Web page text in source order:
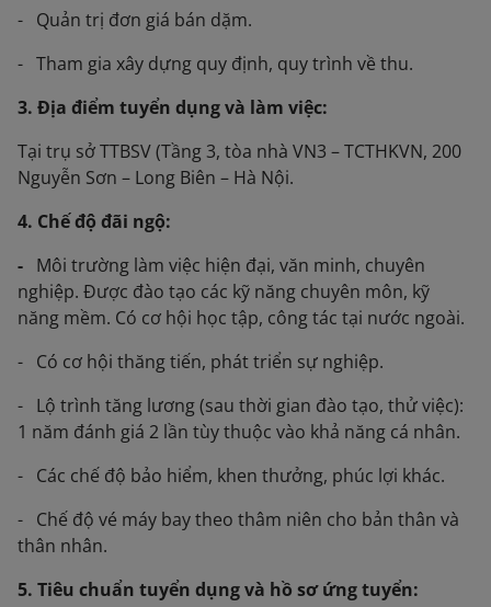
- Quản trị đơn giá bán dặm.
- Tham gia xây dựng quy định, quy trình về thu.
3. Địa điểm tuyển dụng và làm việc:
Tại trụ sở TTBSV (Tầng 3, tòa nhà VN3 – TCTHKVN, 200
Nguyễn Sơn – Long Biên – Hà Nội.
4. Chế độ đãi ngộ:
- Môi trường làm việc hiện đại, văn minh, chuyên
nghiệp. Được đào tạo các kỹ năng chuyên môn, kỹ
năng mềm. Có cơ hội học tập, công tác tại nước ngoài.
- Có cơ hội thăng tiến, phát triển sự nghiệp.
- Lộ trình tăng lương (sau thời gian đào tạo, thử việc):
1 năm đánh giá 2 lần tùy thuộc vào khả năng cá nhân.
- Các chế độ bảo hiểm, khen thưởng, phúc lợi khác.
- Chế độ vé máy bay theo thâm niên cho bản thân và
thân nhân.
5. Tiêu chuẩn tuyển dụng và hồ sơ ứng tuyển: